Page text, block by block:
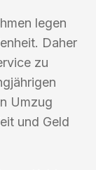
legen
Daher
zu
Umzug
und Geld